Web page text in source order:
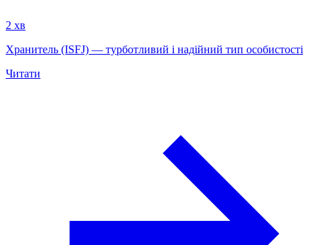
2 хв
Хранитель (ISFJ) — турботливий і надійний тип особистості
Читати